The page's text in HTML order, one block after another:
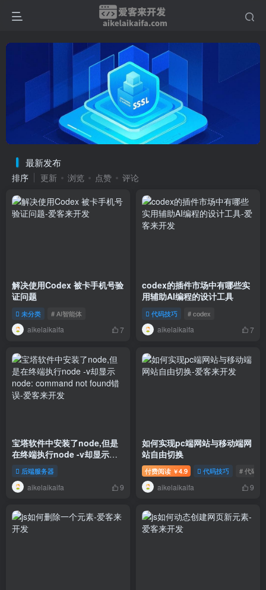
最新发布
排序 更新 浏览 点赞 评论
解决使用Codex 被卡手机号验
证问题
未分类 # AI智能体
aikelaikaifa 7
codex的插件市场中有哪些实
用辅助AI编程的设计工具
代码技巧 # codex
aikelaikaifa 7
宝塔软件中安装了node,但是
在终端执行node -v却显示
node: command not found
错误后端服务器
aikelaikaifa 9
如何实现pc端网站与移动端网
站自由切换
付费阅读 ￥4.9 代码技巧 # 代码技
aikelaikaifa 9